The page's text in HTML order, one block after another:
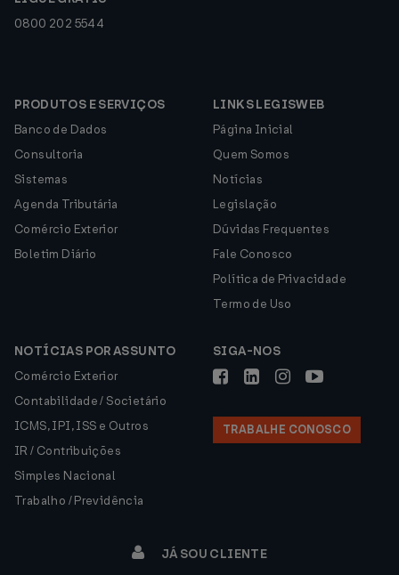
0800 202 5544
PRODUTOS E SERVIÇOS
Banco de Dados
Consultoria
Sistemas
Agenda Tributária
Comércio Exterior
Boletim Diário
LINKS LEGISWEB
Página Inicial
Quem Somos
Notícias
Legislação
Dúvidas Frequentes
Fale Conosco
Política de Privacidade
Termo de Uso
NOTÍCIAS POR ASSUNTO
Comércio Exterior
Contabilidade / Societário
ICMS, IPI, ISS e Outros
IR / Contribuições
Simples Nacional
Trabalho / Previdência
SIGA-NOS
TRABALHE CONOSCO
JÁ SOU CLIENTE